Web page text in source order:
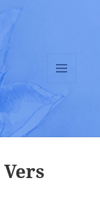
UND
WIDGETS